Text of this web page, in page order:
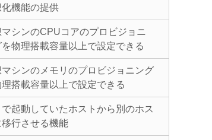
機能の提供
シンのCPUコアのプロビジョニ
を物理搭載容量以上で設定できる
シンのメモリのプロビジョニング
理搭載容量以上で設定できる
起動していたホストから別のホス
移行させる機能